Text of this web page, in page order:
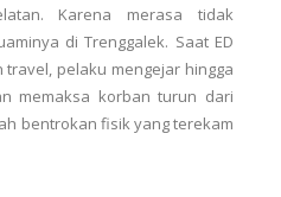
Karena merasa tidak
di Trenggalek. Saat ED
pelaku mengejar hingga
memaksa korban turun dari
bentrokan fisik yang terekam